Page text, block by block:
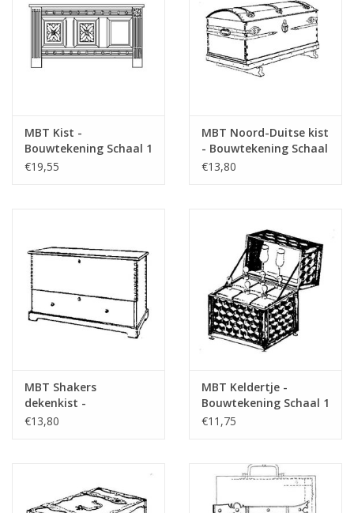
MBT Kist -
Bouwtekening Schaal 1
: N/A (45.24.006)
€19,55
MBT Noord-Duitse kist
- Bouwtekening Schaal
1 : N/A (45.24.007)
€13,80
MBT Shakers
dekenkist -
Bouwtekening Schaal 1
€13,80
MBT Keldertje -
Bouwtekening Schaal 1
: N/A (45.24.009)
€11,75